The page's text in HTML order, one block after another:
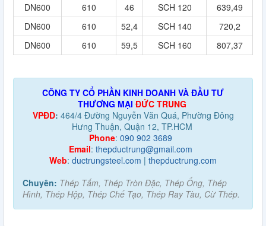
DN600
610 46 SCH 120
639,49
DN600
610 52,4 SCH 140
720,2
DN600
610 59,5 SCH 160 807,37
CÔNG TY CỔ PHẦN KINH DOANH VÀ ĐẦU TƯ
THƯƠNG MẠI ĐỨC TRUNG
VPĐD: 464/4 Đường Nguyễn Văn Quá, Phường Đông
Hưng Thuận, Quận 12, TP.HCM
Phone: 090 902 3689
Email: thepductrung@gmail.com
Web: ductrungsteel.com | thepductrung.com
Chuyên: Thép Tấm, Thép Tròn Đặc, Thép Ống, Thép
Hình, Thép Hộp, Thép Chế Tạo, Thép Ray Tàu, Cừ Thép.